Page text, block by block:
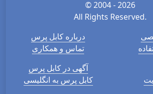
© 2004 - 2026
All Rights Reserved.
درباره کابل پرس
تماس و همکاری
آگهی در کابل پرس
کابل پرس به انگلیسی